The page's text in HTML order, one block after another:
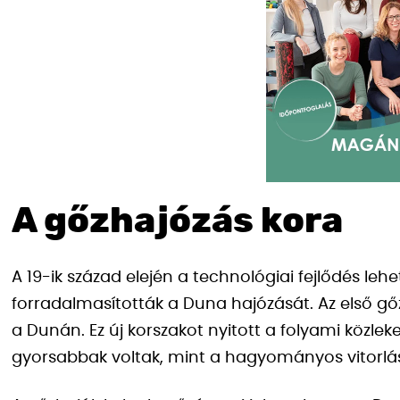
A gőzhajózás kora
A 19-ik század elején a technológiai fejlődés
forradalmasították a Duna hajózását. Az első
a Dunán. Ez új korszakot nyitott a folyami
gyorsabbak voltak, mint a hagyományos